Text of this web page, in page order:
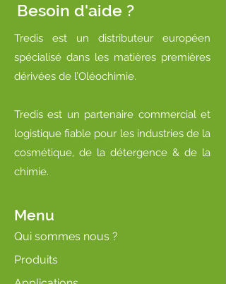
Besoin d'aide ?
Tredis est un distributeur européen
spécialisé dans les matières premières
dérivées de l’Oléochimie.
Tredis est un partenaire commercial et
logistique fiable pour les industries de la
cosmétique, de la détergence & de la
chimie.
Qui sommes nous ?
Produits
Menu